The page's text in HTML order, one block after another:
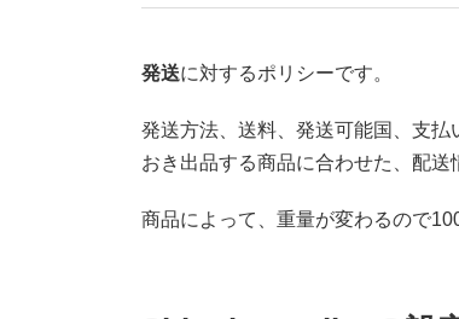
発送に対するポリシーです。
発送方法、送料、発送可能国、支
おき出品する商品に合わせた、配送
商品によって、重量が変わるので